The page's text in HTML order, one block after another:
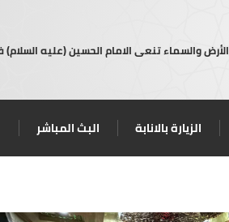
الأرض والسماء تنعى الامام الحسين (عليه
الزيارة بالانابة البث المباشر